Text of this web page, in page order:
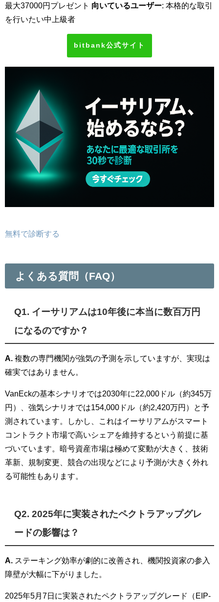
最大37000円プレゼント 向いているユーザー: 本格的な取引
を行いたい中上級者
bitbank公式サイト
無料で診断する
よくある質問（FAQ）
Q1. イーサリアムは10年後に本当に数百万円
になるのですか？
A. 複数の専門機関が強気の予測を示していますが、実現は
確実ではありません。
VanEckの基本シナリオでは2030年に22,000ドル（約345万
円）、強気シナリオでは154,000ドル（約2,420万円）と予
測されています。しかし、これはイーサリアムがスマート
コントラクト市場で高いシェアを維持するという前提に基
づいています。暗号資産市場は極めて変動が大きく、技術
革新、規制変更、競合の出現などにより予測が大きく外れ
る可能性もあります。
Q2. 2025年に実装されたペクトラアップグレ
ードの影響は？
A. ステーキング効率が劇的に改善され、機関投資家の参入
障壁が大幅に下がりました。
2025年5月7日に実装されたペクトラアップグレード（EIP-